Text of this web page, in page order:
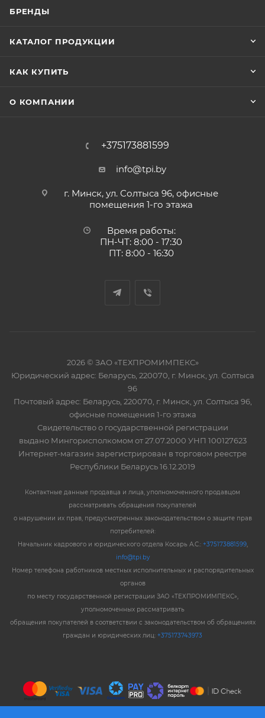
БРЕНДЫ
КАТАЛОГ ПРОДУКЦИИ
КАК КУПИТЬ
О КОМПАНИИ
+375173881599
info@tpi.by
г. Минск, ул. Солтыса 96, офисные
помещения 1-го этажа
Время работы:
ПН-ЧТ: 8:00 - 17:30
ПТ: 8:00 - 16:30
2026 © ЗАО «ТЕХПРОМИМПЕКС»
Юридический адрес: Беларусь, 220070, г. Минск, ул. Солтыса
96
Почтовый адрес: Беларусь, 220070, г. Минск, ул. Солтыса 96,
офисные помещения 1-го этажа
Свидетельство о государственной регистрации
выдано Мингорисполкомом от 27.07.2000 УНП 100127623
Интернет-магазин зарегистрирован в торговом реестре
Республики Беларусь 16.12.2019
Контактные данные продавца и лица, уполномоченного продавцом
рассматривать обращения покупателей
о нарушении их прав, предусмотренных законодательством о защите прав
потребителей:
Начальник кадрового и юридического отдела Косарь А.С.: +375173881599,
info@tpi.by
Номер телефона работников местных исполнительных и распорядительных
органов
по месту государственной регистрации ЗАО «ТЕХПРОМИМПЕКС»,
уполномоченных рассматривать
обращения покупателей в соответствии с законодательством об обращениях
граждан и юридических лиц: +375173743973